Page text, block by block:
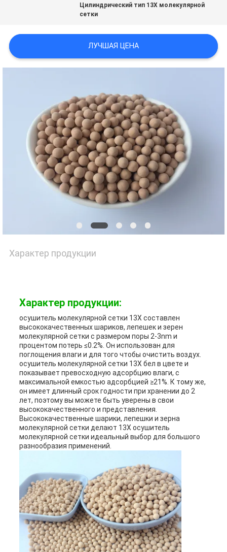
ЗАВОДУ
КОНТРОЛЬ
СВЯЖИТЕСЬ
НАМИ
РАСЦЕНКИ
КАРТА
САЙТА
PRIVACY
POLICY
Цилиндрический тип 13X молекулярной
сетки
ЛУЧШАЯ ЦЕНА
Характер продукции
Характер продукции:
осушитель молекулярной сетки 13X составлен
высококачественных шариков, лепешек и зерен
молекулярной сетки с размером поры 2-3nm и
процентом потерь ≤0.2%. Он использован для
поглощения влаги и для того чтобы очистить воздух.
осушитель молекулярной сетки 13X бел в цвете и
показывает превосходную адсорбцию влаги, с
максимальной емкостью адсорбцией ≥21%. К тому же,
он имеет длинный срок годности при хранении до 2
лет, поэтому вы можете быть уверены в свои
высококачественного и представления.
Высококачественные шарики, лепешки и зерна
молекулярной сетки делают 13X осушитель
молекулярной сетки идеальный выбор для большого
разнообразия применений.